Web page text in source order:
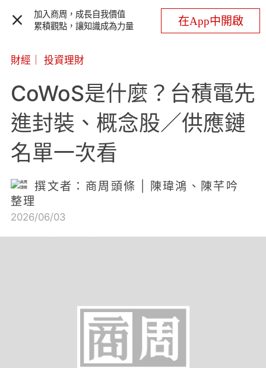
加入商周，成長自我價值
累積觀點，讓知識成為力量
在App中開啟
財經 投資理財
CoWoS是什麼？台積電先
進封裝、概念股／供應鏈
名單一次看
撰文者：商周頭條 | 陳瑋鴻、陳芊吟
整理
2026/06/03